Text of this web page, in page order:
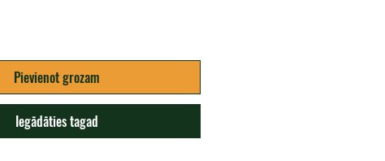
Pievienot grozam
Iegādāties tagad